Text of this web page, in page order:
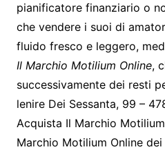
pianificatore finanziario o
che vendere i suoi di
fluido fresco e leggero,
Il Marchio Motilium Online,
successivamente dei resti
lenire Dei Sessanta, 99 –
Acquista Il Marchio
Marchio Motilium Online